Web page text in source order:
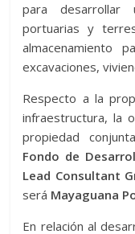
para desarrollar
portuarias y
almacenamiento
excavaciones,
Respecto a la
infraestructura, la
propiedad
Fondo de
Lead Consultant
será Mayaguana
En relación al